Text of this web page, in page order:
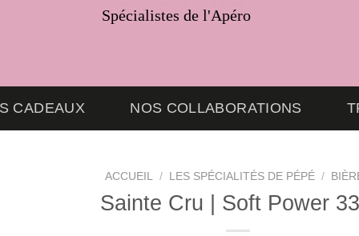
Spécialistes de l'Apéro
CADEAUX NOS COLLABORATIONS
ACCUEIL / LES SPÉCIALITÉS DE PÉPÉ /
Sainte Cru | Soft Power